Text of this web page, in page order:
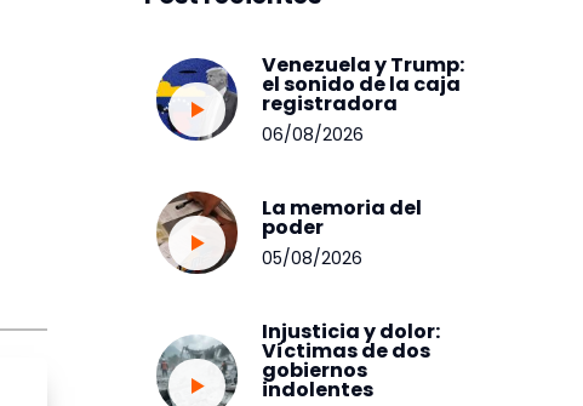
Venezuela y Trump:
el sonido de la caja
registradora
06/08/2026
La memoria del
poder
05/08/2026
Injusticia y dolor:
Víctimas de dos
gobiernos
indolentes